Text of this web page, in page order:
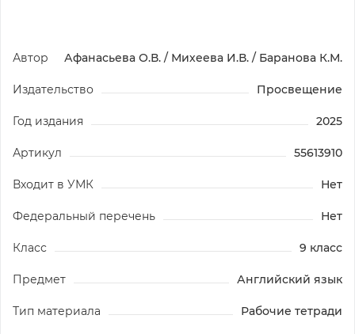
Автор Афанасьева О.В. / Михеева И.В. / Баранова К.М.
Издательство Просвещение
Год издания 2025
Артикул 55613910
Входит в УМК Нет
Федеральный перечень Нет
Класс 9 класс
Предмет Английский язык
Тип материала Рабочие тетради